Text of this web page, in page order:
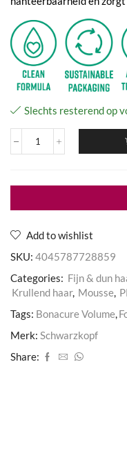
Slechts resterend op
Bonacure
Perfect
aantal
Add to wishlist
SKU: 4045787728859
Categories: Fijn & dun
Krullend haar, Mousse,
Tags: Bonacure Volume,
Merk: Schwarzkopf
Share: